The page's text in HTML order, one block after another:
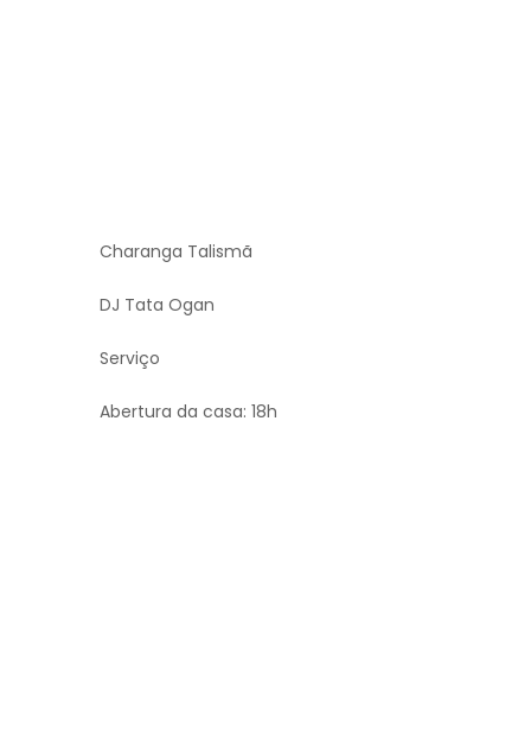
Charanga Talismã
DJ Tata Ogan
Serviço
Abertura da casa: 18h